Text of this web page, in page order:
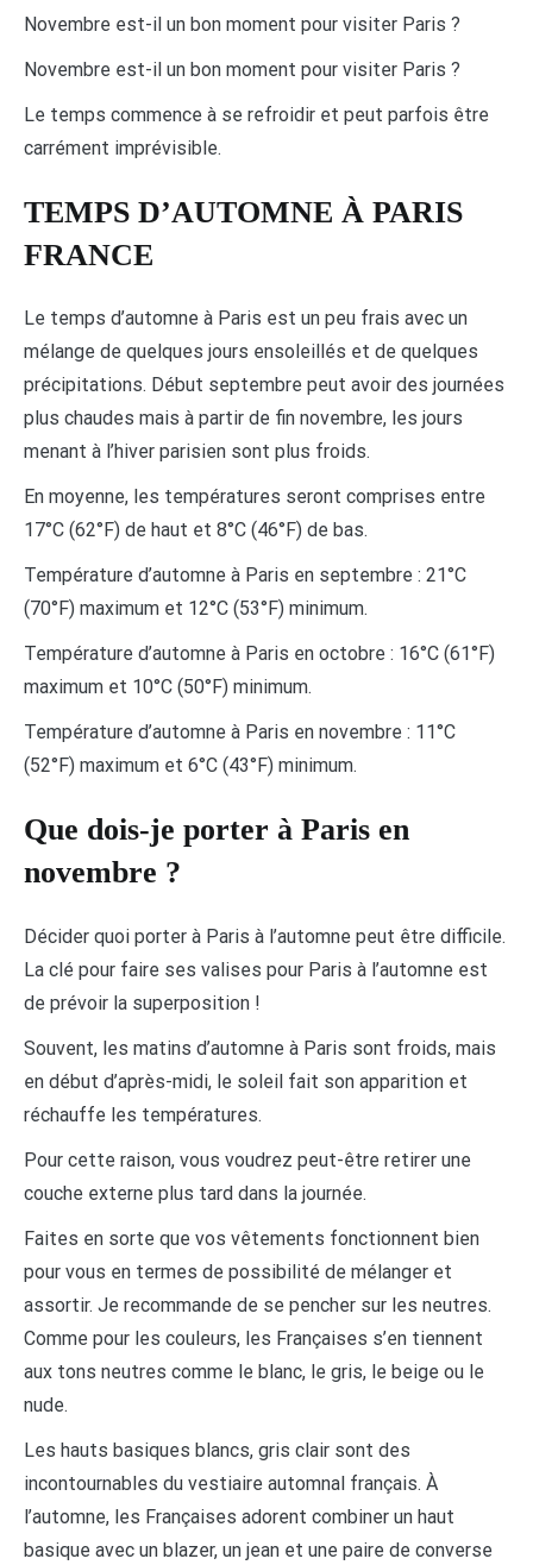
Novembre est-il un bon moment pour visiter Paris ?
Novembre est-il un bon moment pour visiter Paris ?
Le temps commence à se refroidir et peut parfois être
carrément imprévisible.
TEMPS D’AUTOMNE À PARIS
FRANCE
Le temps d’automne à Paris est un peu frais avec un
mélange de quelques jours ensoleillés et de quelques
précipitations. Début septembre peut avoir des journées
plus chaudes mais à partir de fin novembre, les jours
menant à l’hiver parisien sont plus froids.
En moyenne, les températures seront comprises entre
17°C (62°F) de haut et 8°C (46°F) de bas.
Température d’automne à Paris en septembre : 21°C
(70°F) maximum et 12°C (53°F) minimum.
Température d’automne à Paris en octobre : 16°C (61°F)
maximum et 10°C (50°F) minimum.
Température d’automne à Paris en novembre : 11°C
(52°F) maximum et 6°C (43°F) minimum.
Que dois-je porter à Paris en
novembre ?
Décider quoi porter à Paris à l’automne peut être difficile.
La clé pour faire ses valises pour Paris à l’automne est
de prévoir la superposition !
Souvent, les matins d’automne à Paris sont froids, mais
en début d’après-midi, le soleil fait son apparition et
réchauffe les températures.
Pour cette raison, vous voudrez peut-être retirer une
couche externe plus tard dans la journée.
Faites en sorte que vos vêtements fonctionnent bien
pour vous en termes de possibilité de mélanger et
assortir. Je recommande de se pencher sur les neutres.
Comme pour les couleurs, les Françaises s’en tiennent
aux tons neutres comme le blanc, le gris, le beige ou le
nude.
Les hauts basiques blancs, gris clair sont des
incontournables du vestiaire automnal français. À
l’automne, les Françaises adorent combiner un haut
basique avec un blazer, un jean et une paire de converse